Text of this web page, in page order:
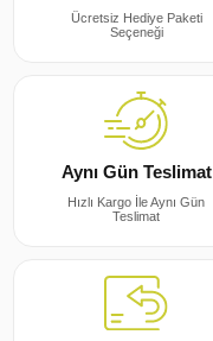
Ücretsiz Hediye Paketi
Seçeneği
Aynı Gün Teslimat
Hızlı Kargo İle Aynı Gün
Teslimat